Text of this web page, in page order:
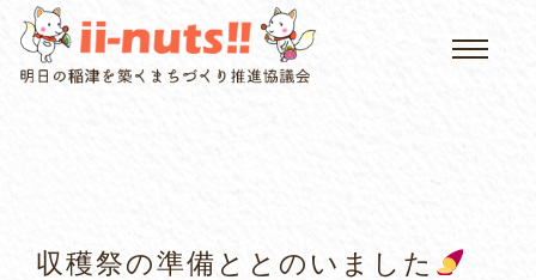
HOME
収穫祭の準備ととのいました